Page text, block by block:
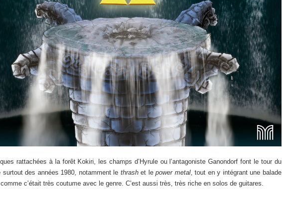
rattachées à la forêt Kokiri, les champs d’Hyrule ou l’antagoniste Ganondorf font le tour du
surtout des années 1980, notamment le thrashet le power metal, tout en y intégrant une balade
c’était très coutume avec le genre. C’est aussi très, très riche en solos de guitares.